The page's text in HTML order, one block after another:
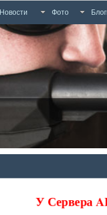
Новости Фото
У Сервера